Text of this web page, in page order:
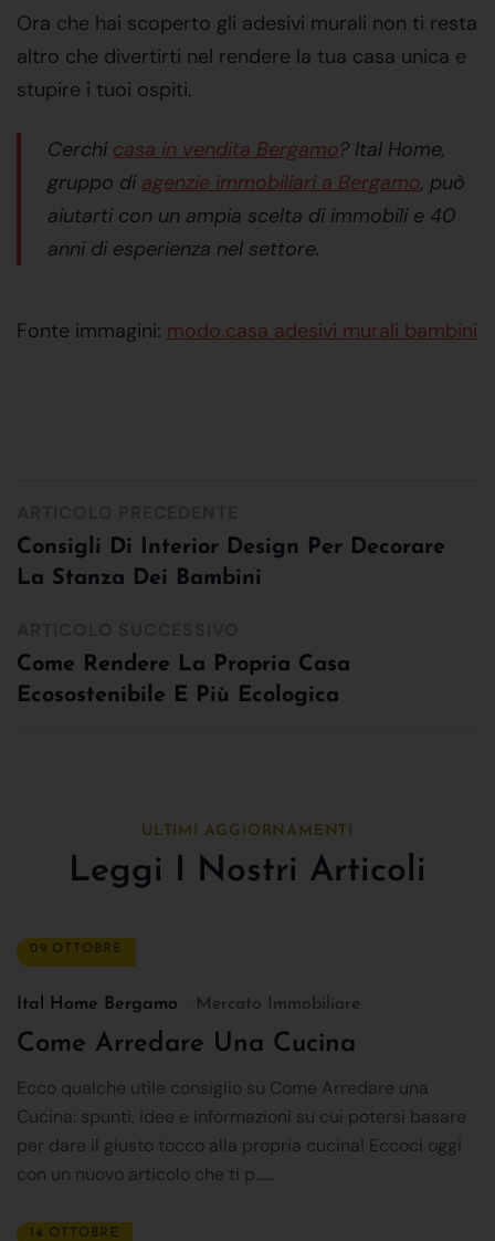
Ora che hai scoperto gli adesivi murali non ti resta
altro che divertirti nel rendere la tua casa unica e
stupire i tuoi ospiti.
Cerchi casa in vendita Bergamo? Ital Home,
gruppo di agenzie immobiliari a Bergamo, può
aiutarti con un ampia scelta di immobili e 40
anni di esperienza nel settore.
Fonte immagini: modo.casa adesivi murali bambini
Consigli Di Interior Design Per Decorare
La Stanza Dei Bambini
Come Rendere La Propria Casa
Ecosostenibile E Più Ecologica
ULTIMI AGGIORNAMENTI
Leggi I Nostri Articoli
09 OTTOBRE
Ital Home Bergamo Mercato Immobiliare
Come Arredare Una Cucina
Ecco qualche utile consiglio su Come Arredare una
Cucina: spunti, idee e informazioni su cui potersi basare
per dare il giusto tocco alla propria cucina! Eccoci oggi
con un nuovo articolo che ti p......
14 OTTOBRE